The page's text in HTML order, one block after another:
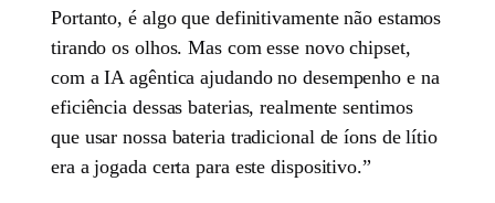
Portanto, é algo que definitivamente não estamos
tirando os olhos. Mas com esse novo chipset,
com a IA agêntica ajudando no desempenho e na
eficiência dessas baterias, realmente sentimos
que usar nossa bateria tradicional de íons de lítio
era a jogada certa para este dispositivo.”